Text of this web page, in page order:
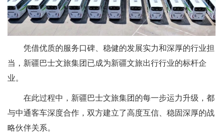
凭借优质的服务口碑、稳健的发展实力和深厚的行业担
当，新疆巴士文旅集团已成为新疆文旅出行行业的标杆企
业。
在此过程中，新疆巴士文旅集团的每一步运力升级，都
与中通客车深度合作，双方建立了高度互信、稳固深厚的战
略伙伴关系。